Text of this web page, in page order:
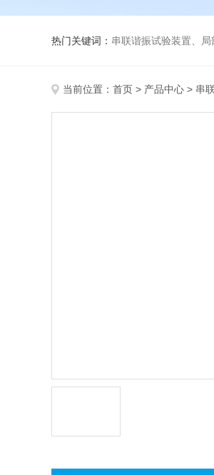
热门关键词： 串联谐振试验装置、局
当前位置： 首页 > 产品中心 > 串